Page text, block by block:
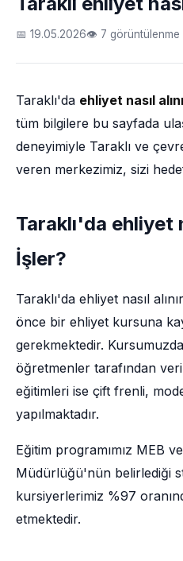
📅 19.05.2026👁 7 görüntülenme
Taraklı'da ehliyet nasıl
tüm bilgilere bu sayfada
deneyimiyle Taraklı ve
veren merkezimiz, sizi
Taraklı'da ehliyet
İşler?
Taraklı'da ehliyet nasıl
önce bir ehliyet kursuna
gerekmektedir.
öğretmenler tarafından
eğitimleri ise çift frenli,
yapılmaktadır.
Eğitim programımız MEB
Müdürlüğü'nün belirlediği
kursiyerlerimiz %97
etmektedir.